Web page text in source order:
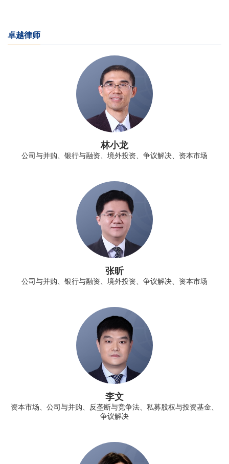
卓越律师
林小龙
公司与并购、银行与融资、境外投资、争议解决、资本市场
张昕
公司与并购、银行与融资、境外投资、争议解决、资本市场
李文
资本市场、公司与并购、反垄断与竞争法、私募股权与投资基金、
争议解决